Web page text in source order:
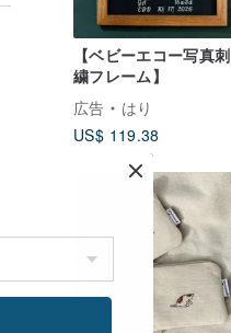
【ベビーエコー写真刺
繍フレーム】
広告
はり
US$ 119.38